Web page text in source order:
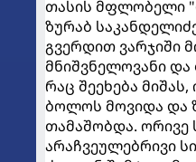
თასის მფლობელი
ზურაბ
გვერდით ვარჯიში
მნიშვნელოვანი და
რაც შეეხება
ბოლოს მოვიდა და
თამაშობდა. ორივე
არაჩვეულებრივი